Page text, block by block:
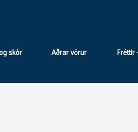
skór Aðrar vörur Fréttir